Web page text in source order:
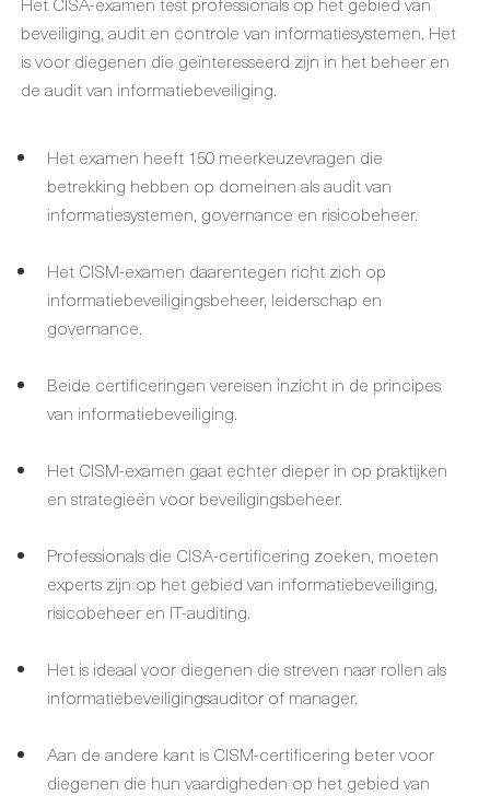
beveiliging, audit en controle van informatiesystemen. Het
is voor diegenen die geïnteresseerd zijn in het beheer en
de audit van informatiebeveiliging.
Het examen heeft 150 meerkeuzevragen die
betrekking hebben op domeinen als audit van
informatiesystemen, governance en risicobeheer.
Het CISM-examen daarentegen richt zich op
informatiebeveiligingsbeheer, leiderschap en
governance.
Beide certificeringen vereisen inzicht in de principes
van informatiebeveiliging.
Het CISM-examen gaat echter dieper in op praktijken
en strategieën voor beveiligingsbeheer.
Professionals die CISA-certificering zoeken, moeten
experts zijn op het gebied van informatiebeveiliging,
risicobeheer en IT-auditing.
Het is ideaal voor diegenen die streven naar rollen als
informatiebeveiligingsauditor of manager.
Aan de andere kant is CISM-certificering beter voor
diegenen die hun vaardigheden op het gebied van